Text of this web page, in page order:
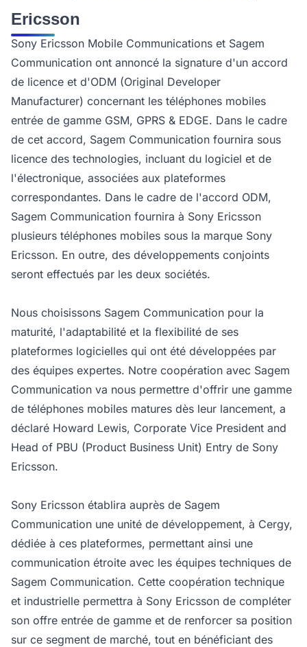
Ericsson
Sony Ericsson Mobile Communications et Sagem
Communication ont annoncé la signature d'un accord
de licence et d'ODM (Original Developer
Manufacturer) concernant les téléphones mobiles
entrée de gamme GSM, GPRS & EDGE. Dans le cadre
de cet accord, Sagem Communication fournira sous
licence des technologies, incluant du logiciel et de
l'électronique, associées aux plateformes
correspondantes. Dans le cadre de l'accord ODM,
Sagem Communication fournira à Sony Ericsson
plusieurs téléphones mobiles sous la marque Sony
Ericsson. En outre, des développements conjoints
seront effectués par les deux sociétés.
Nous choisissons Sagem Communication pour la
maturité, l'adaptabilité et la flexibilité de ses
plateformes logicielles qui ont été développées par
des équipes expertes. Notre coopération avec Sagem
Communication va nous permettre d'offrir une gamme
de téléphones mobiles matures dès leur lancement, a
déclaré Howard Lewis, Corporate Vice President and
Head of PBU (Product Business Unit) Entry de Sony
Ericsson.
Sony Ericsson établira auprès de Sagem
Communication une unité de développement, à Cergy,
dédiée à ces plateformes, permettant ainsi une
communication étroite avec les équipes techniques de
Sagem Communication. Cette coopération technique
et industrielle permettra à Sony Ericsson de compléter
son offre entrée de gamme et de renforcer sa position
sur ce segment de marché, tout en bénéficiant des